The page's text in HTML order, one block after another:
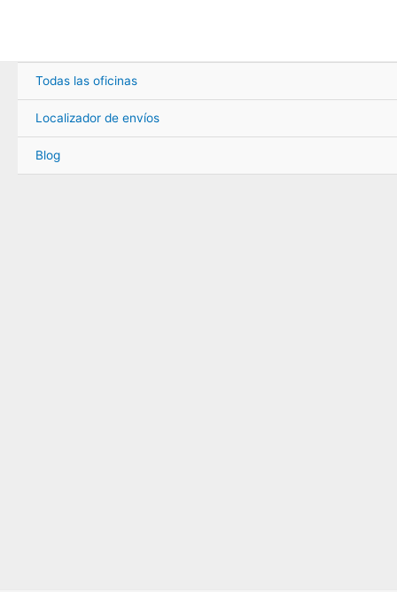
Todas las oficinas
Localizador de envíos
Blog